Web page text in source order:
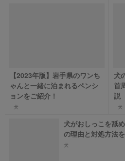
【2023年版】岩手県のワンち
ゃんと一緒に泊まれるペンシ
ョンをご紹介！
犬
犬
首
説
犬
犬がおしっこを舐
の理由と対処方法を
犬